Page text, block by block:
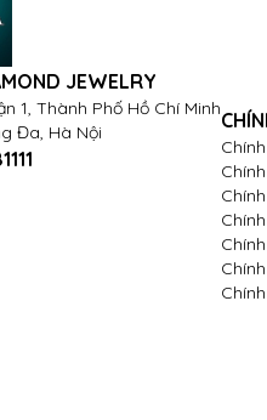
JEWELRY
1, Thành Phố Hồ Chí Minh
Đa, Hà Nội